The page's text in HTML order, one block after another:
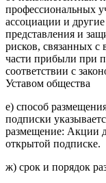
профессиональных
ассоциации и
представления и
рисков, связанных
части прибыли при
соответствии с
Уставом общества
е) способ
подписки
размещение: Акции
открытой подписке.
ж) срок и порядок